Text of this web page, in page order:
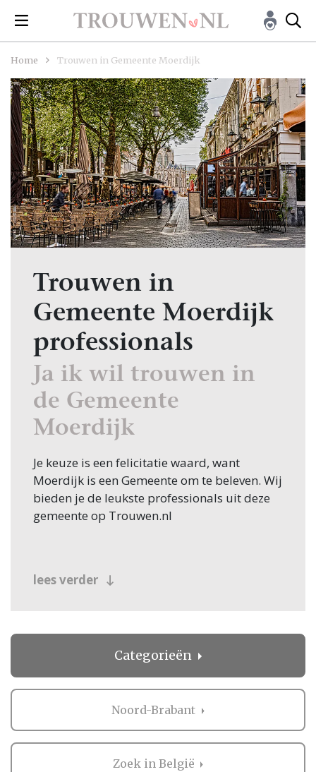
Home Trouwen in Gemeente Moerdijk
Trouwen in
Gemeente Moerdijk
professionals
Ja ik wil trouwen in
de Gemeente
Moerdijk
Je keuze is een felicitatie waard, want
Moerdijk is een Gemeente om te beleven. Wij
bieden je de leukste professionals uit deze
gemeente op Trouwen.nl
lees verder
Categorieën
Noord-Brabant
Zoek in België